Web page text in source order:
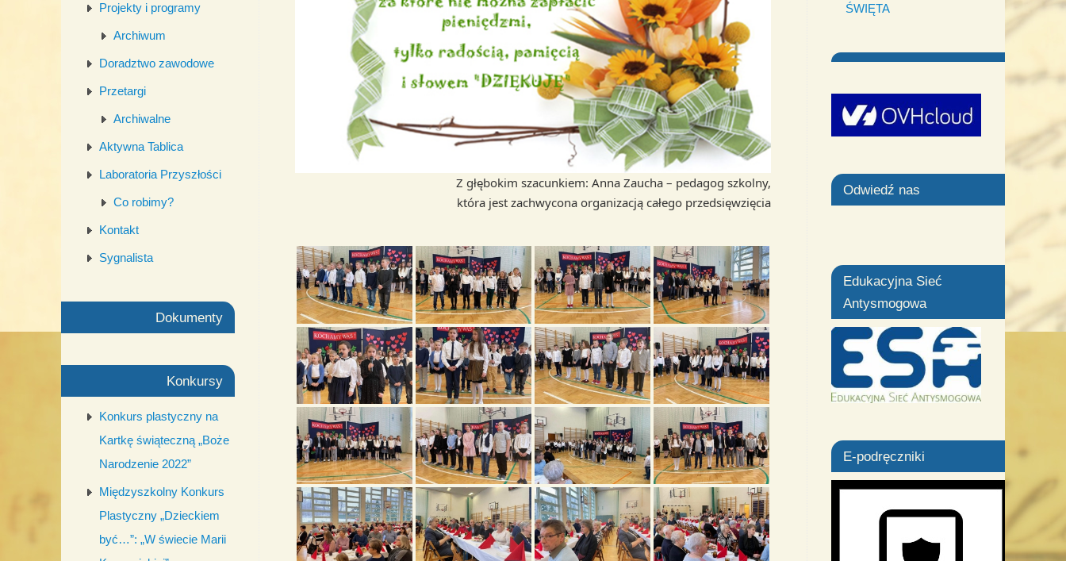
Z głębokim szacunkiem: Anna Zaucha – pedagog szkolny,
która jest zachwycona organizacją całego przedsięwzięcia
Projekty i programy
Archiwum
Doradztwo zawodowe
Przetargi
Archiwalne
Aktywna Tablica
Laboratoria Przyszłości
Co robimy?
Kontakt
Sygnalista
Dokumenty
Konkursy
Konkurs plastyczny na
Kartkę świąteczną „Boże
Narodzenie 2022”
Międzyszkolny Konkurs
Plastyczny „Dzieckiem
być…”: „W świecie Marii
ŚWIĘTA
Odwiedź nas
Edukacyjna Sieć
Antysmogowa
E-podręczniki